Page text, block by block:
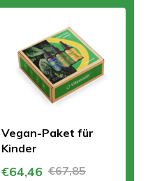
Vegan-Paket für
Kinder
€64,46 €67,85